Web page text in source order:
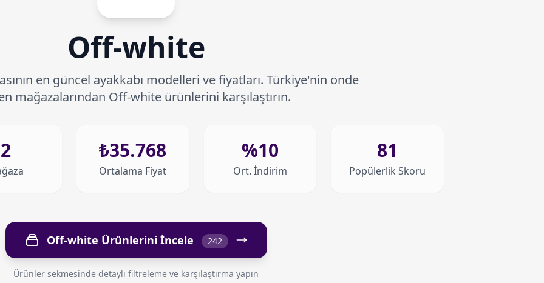
Off-white
en güncel ayakkabı modelleri ve fiyatları. Türkiye'nin önde
mağazalarından Off-white ürünlerini karşılaştırın.
2 ₺35.768
Ortalama Fiyat
%10
Ort. İndirim
81
Popülerlik Skoru
Off-white Ürünlerini İncele 242
Ürünler sekmesinde detaylı filtreleme ve karşılaştırma yapın